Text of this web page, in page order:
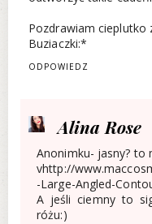
Pozdrawiam cieplutko
Buziaczki:*
ODPOWIEDZ
Alina Rose
Anonimku- jasny? to
vhttp://
-Large-Angled-
A jeśli ciemny to
różu:)